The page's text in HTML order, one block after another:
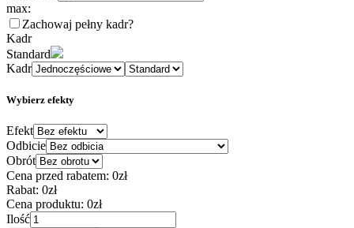
max:
Zachowaj pełny kadr?
Kadr
Standard
Kadr
Wybierz efekty
Efekt
Odbicie
Obrót
Cena przed rabatem: 0zł
Rabat: 0zł
Cena produktu: 0zł
Ilość